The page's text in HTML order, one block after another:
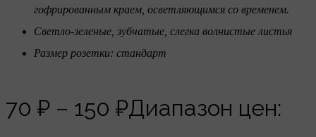
гофрированным краем, осветляющимся со временем.
Светло-зеленые, зубчатые, слегка волнистые листья
Размер розетки: стандарт
70 ₽ – 150 ₽Диапазон цен: